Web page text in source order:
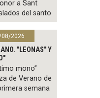
a Sant
del santo
2026
"LEONAS" Y
mono”
de Verano de
semana